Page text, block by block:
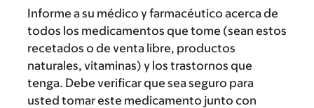
Informe a su médico y farmacéutico acerca de
todos los medicamentos que tome (sean estos
recetados o de venta libre, productos
naturales, vitaminas) y los trastornos que
tenga. Debe verificar que sea seguro para
usted tomar este medicamento junto con